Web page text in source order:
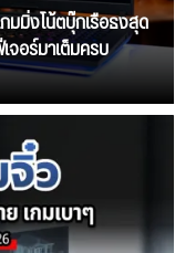
มมิ่งโน้ตบุ๊กเรือธงสุด
อร์มาเต็มครบ